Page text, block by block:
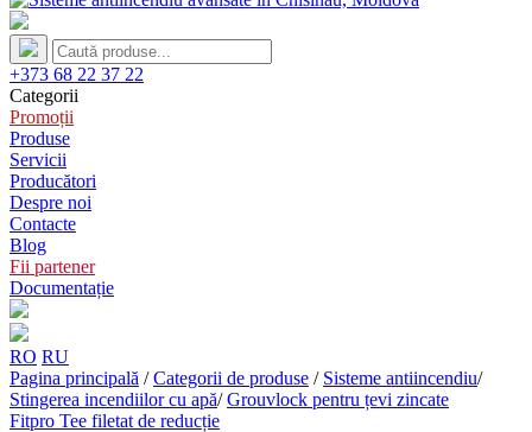
+373 68 22 37 22
Categorii
Promoții
Produse
Servicii
Producători
Despre noi
Contacte
Blog
Fii partener
Documentație
RO RU
Pagina principală / Categorii de produse / Sisteme antiincendiu/
Stingerea incendiilor cu apă/ Grouvlock pentru țevi zincate
Fitpro Tee filetat de reducție